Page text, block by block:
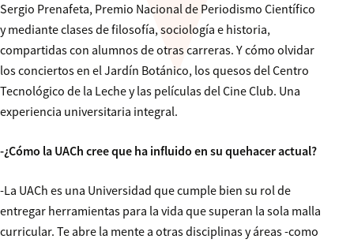
Sergio Prenafeta, Premio Nacional de Periodismo Científico
y mediante clases de filosofía, sociología e historia,
compartidas con alumnos de otras carreras. Y cómo olvidar
los conciertos en el Jardín Botánico, los quesos del Centro
Tecnológico de la Leche y las películas del Cine Club. Una
experiencia universitaria integral.
-¿Cómo la UACh cree que ha influido en su quehacer actual?
-La UACh es una Universidad que cumple bien su rol de
entregar herramientas para la vida que superan la sola malla
curricular. Te abre la mente a otras disciplinas y áreas -como